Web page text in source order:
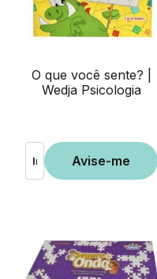
O que você sente? |
Wedja Psicologia